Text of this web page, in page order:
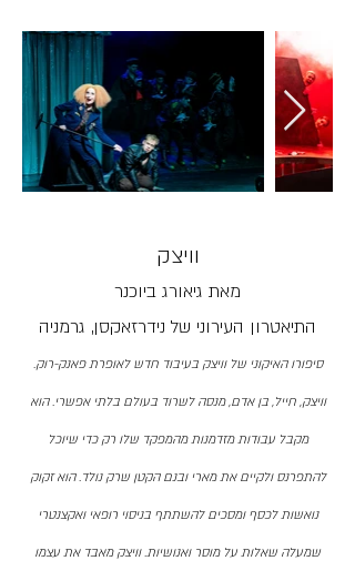
וויצק
מאת גיאורג ביוכנר
התיאטרון העירוני של נידרזאקסן, גרמניה
סיפורו האיקוני של וויצק בעיבוד חדש לאופרת פאנק-רוק.
וויצק, חייל, בן אדם, מנסה לשרוד בעולם בלתי אפשרי. הוא
מקבל עבודות מזדמנות מהמפקד שלו רק כדי שיוכל
להתפרנס ולקיים את מארי ובנם הקטן שרק נולד. הוא זקוק
נואשות לכסף ומסכים להשתתף בניסוי רופאי ואקצנטרי
שמעלה שאלות על מוסר ואנושיות. וויצק מאבד את עצמו